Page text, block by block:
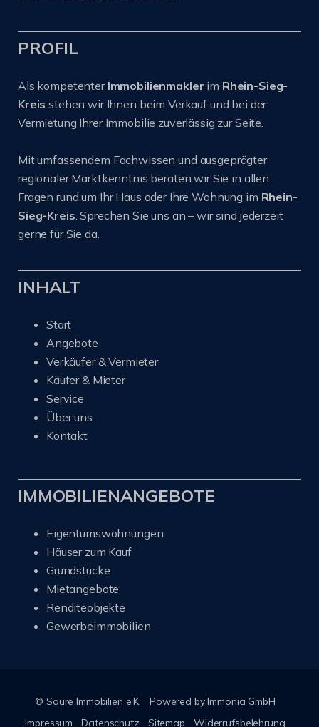
PROFIL
Als kompetenter Immobilienmakler im Rhein-Sieg-
Kreisstehen wir Ihnen beim Verkauf und bei der
Vermietung Ihrer Immobilie zuverlässig zur Seite.
Mit umfassendem Fachwissen und ausgeprägter
regionaler Marktkenntnis beraten wir Sie in allen
Fragen rund um Ihr Haus oder Ihre Wohnung im Rhein-
Sieg-Kreis. Sprechen Sie uns an – wir sind jederzeit
gerne für Sie da.
INHALT
Start
Angebote
Verkäufer & Vermieter
Käufer & Mieter
Service
Über uns
Kontakt
IMMOBILIENANGEBOTE
Eigentumswohnungen
Häuser zum Kauf
Grundstücke
Mietangebote
Renditeobjekte
Gewerbeimmobilien
© Saure Immobilien e.K.
Powered by Immonia GmbH
Impressum
Datenschutz Sitemap Widerrufsbelehrung